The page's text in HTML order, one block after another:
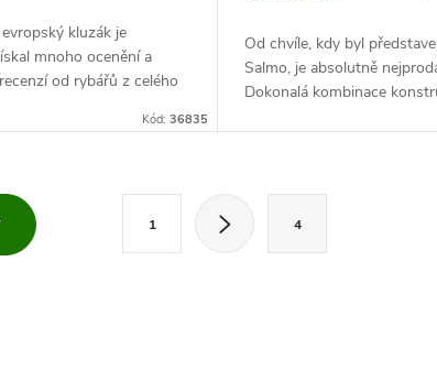
kluzák je
mnoho ocenění a
od rybářů z celého
éru mezi umělými...Kód: 36835
Od chvíle, kdy byl
Salmo, je absolutně
Dokonalá kombinace
vyvážení vytváří
1 4